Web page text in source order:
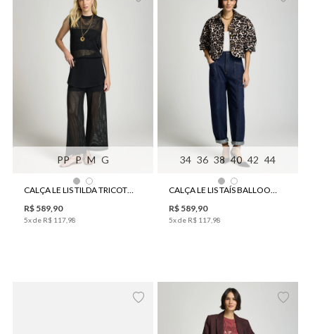
PP P M G
CALÇA LE LIS TILDA TRICOT FEMININA
R$ 589,90
5x de R$ 117 98
34 36 38 40 42 44
CALÇA LE LIS TAÍS BALLOON II JEANS FEMININA
R$ 589,90
5x de R$ 117 98